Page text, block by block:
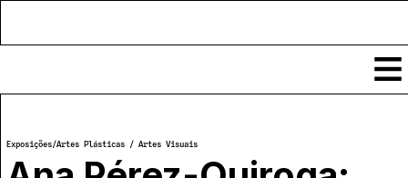
Notícias
Exposições/Artes Plásticas / Artes Visuais